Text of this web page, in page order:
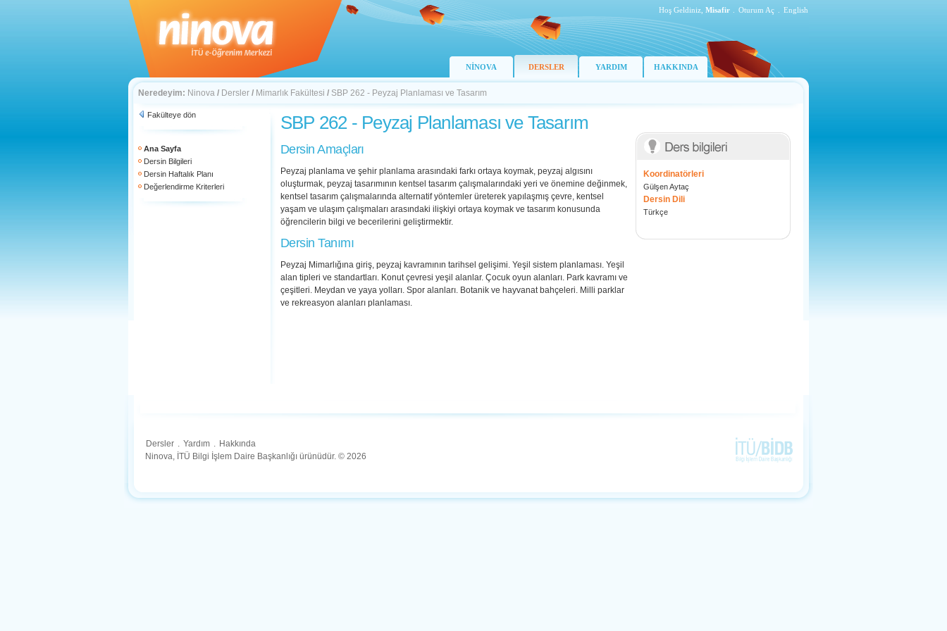
Hoş Geldiniz, Misafir Oturum Aç English
NİNOVA DERSLER YARDIM HAKKINDA
Neredeyim: Ninova / Dersler / Mimarlık Fakültesi / SBP 262 - Peyzaj Planlaması ve Tasarım
Fakülteye dön
Ana Sayfa
Dersin Bilgileri
Dersin Haftalık Planı
Değerlendirme Kriterleri
SBP 262 - Peyzaj Planlaması ve Tasarım
Dersin Amaçları
Peyzaj planlama ve şehir planlama arasındaki farkı ortaya koymak, peyzaj algısını
oluşturmak, peyzaj tasarımının kentsel tasarım çalışmalarındaki yeri ve önemine değinmek,
kentsel tasarım çalışmalarında alternatif yöntemler üreterek yapılaşmış çevre, kentsel
yaşam ve ulaşım çalışmaları arasındaki ilişkiyi ortaya koymak ve tasarım konusunda
öğrencilerin bilgi ve becerilerini geliştirmektir.
Dersin Tanımı
Peyzaj Mimarlığına giriş, peyzaj kavramının tarihsel gelişimi. Yeşil sistem planlaması. Yeşil
alan tipleri ve standartları. Konut çevresi yeşil alanlar. Çocuk oyun alanları. Park kavramı ve
çeşitleri. Meydan ve yaya yolları. Spor alanları. Botanik ve hayvanat bahçeleri. Milli parklar
ve rekreasyon alanları planlaması.
Koordinatörleri
Gülşen Aytaç
Dersin Dili
Türkçe
Dersler . Yardım . Hakkında
Ninova, İTÜ Bilgi İşlem Daire Başkanlığı ürünüdür. © 2026